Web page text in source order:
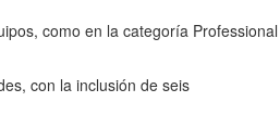
como en la categoría Professional
con la inclusión de seis